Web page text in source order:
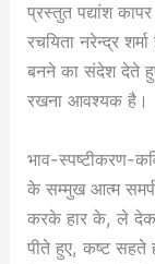
प्रस्तुत पद्यांश
रचयिता नरेन्द्र
बनने का संदेश देते
रखना आवश्यक है।
भाव-स्पष्टीकरण-
के सम्मुख आत्म
करके हार के, ले
पीते हुए, कष्ट सहते